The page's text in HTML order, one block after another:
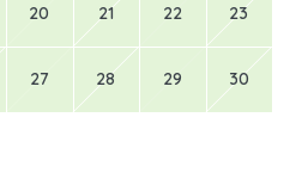
20 21 22 23
27 28 29 30